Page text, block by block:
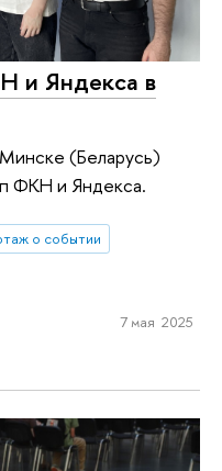
и Яндекса в
(Беларусь)
ФКН и Яндекса.
о событии
7 мая 2025